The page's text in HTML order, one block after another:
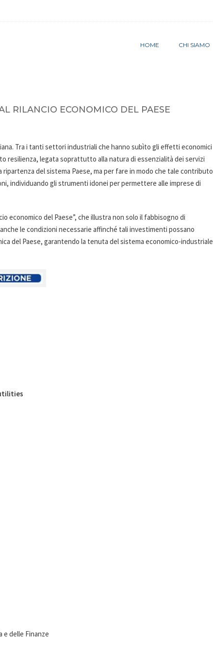
HOME CHI SIAMO
RILANCIO ECONOMICO DEL PAESE
Tra i tanti settori industriali che hanno subìto gli effetti economici
legata soprattutto alla natura di essenzialità dei servizi
del sistema Paese, ma per fare in modo che tale contributo
individuando gli strumenti idonei per permettere alle imprese di
economico del Paese”, che illustra non solo il fabbisogno di
le condizioni necessarie affinché tali investimenti possano
del Paese, garantendo la tenuta del sistema economico-industriale
e delle Finanze